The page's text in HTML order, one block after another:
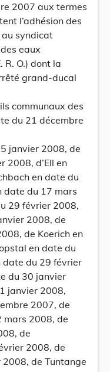
2007 aux termes
l’adhésion des
au syndicat
eaux
R. O.) dont la
grand-ducal
communaux des
du 21 décembre
janvier 2008, de
2008, d’Ell en
en date du
date du 17 mars
29 février 2008,
2008, de
de Koerich en
en date du
date du 29 février
du 30 janvier
janvier 2008,
2007, de
mars 2008, de
de
2008, de
de Tuntange